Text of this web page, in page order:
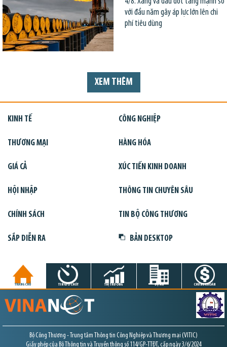
với đầu năm gây áp lực lớn lên chi
phí tiêu dùng
XEM THÊM
KINH TẾ CÔNG NGHIỆP
THƯƠNG MẠI HÀNG HÓA
GIÁ CẢ XÚC TIẾN KINH DOANH
HỘI NHẬP THÔNG TIN CHUYÊN SÂU
CHÍNH SÁCH TIN BỘ CÔNG THƯƠNG
SẮP DIỄN RA BẢN DESKTOP
TRANG CHỦ TIN GIỜ CHÓT THỊ TRƯỜNG DỰ ÁN CHỨNG KHOÁN
Bộ Công Thương - Trung tâm Thông tin Công Nghiệp và Thương mại (VITIC)
Giấy phép của Bộ Thông tin và Truyền thông số 114/GP-TTĐT, cấp ngày 3/6/2024